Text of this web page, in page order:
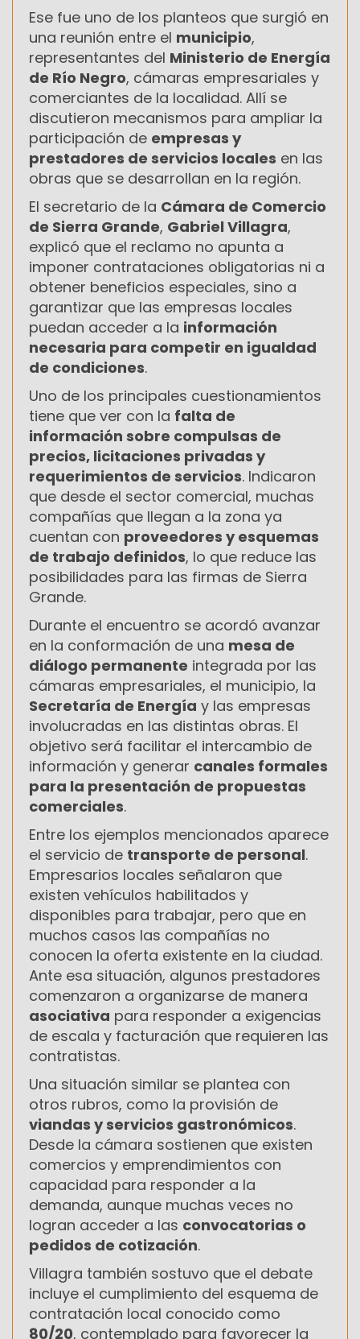
Ese fue uno de los planteos que surgió en
una reunión entre el municipio,
representantes del Ministerio de Energía
de Río Negro, cámaras empresariales y
comerciantes de la localidad. Allí se
discutieron mecanismos para ampliar la
participación de empresas y
prestadores de servicios locales en las
obras que se desarrollan en la región.
El secretario de la Cámara de Comercio
de Sierra Grande, Gabriel Villagra,
explicó que el reclamo no apunta a
imponer contrataciones obligatorias ni a
obtener beneficios especiales, sino a
garantizar que las empresas locales
puedan acceder a la información
necesaria para competir en igualdad
de condiciones.
Uno de los principales cuestionamientos
tiene que ver con la falta de
información sobre compulsas de
precios, licitaciones privadas y
requerimientos de servicios. Indicaron
que desde el sector comercial, muchas
compañías que llegan a la zona ya
cuentan con proveedores y esquemas
de trabajo definidos, lo que reduce las
posibilidades para las firmas de Sierra
Grande.
Durante el encuentro se acordó avanzar
en la conformación de una mesa de
diálogo permanente integrada por las
cámaras empresariales, el municipio, la
Secretaría de Energía y las empresas
involucradas en las distintas obras. El
objetivo será facilitar el intercambio de
información y generar canales formales
para la presentación de propuestas
comerciales.
Entre los ejemplos mencionados aparece
el servicio de transporte de personal.
Empresarios locales señalaron que
existen vehículos habilitados y
disponibles para trabajar, pero que en
muchos casos las compañías no
conocen la oferta existente en la ciudad.
Ante esa situación, algunos prestadores
comenzaron a organizarse de manera
asociativa para responder a exigencias
de escala y facturación que requieren las
contratistas.
Una situación similar se plantea con
otros rubros, como la provisión de
viandas y servicios gastronómicos.
Desde la cámara sostienen que existen
comercios y emprendimientos con
capacidad para responder a la
demanda, aunque muchas veces no
logran acceder a las convocatorias o
pedidos de cotización.
Villagra también sostuvo que el debate
incluye el cumplimiento del esquema de
contratación local conocido como
80/20, contemplado para favorecer la